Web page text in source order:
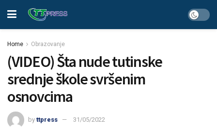
Home Obrazovanje
(VIDEO) Šta nude tutinske
srednje škole svršenim
osnovcima
by ttpress 31/05/2022